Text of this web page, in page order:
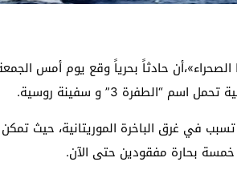
“الطفرة 3” و سفينة روسية.
خمسة بحارة مفقودين حتى الآن.